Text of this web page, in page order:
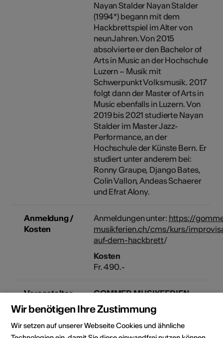
Nayan Stalder Nayan Stalder
(1994*) begann mit dem
Hackbrettspiel im Alter von
neun Jahren. Von 2015
absolvierte er den Bachelor of
Arts in Music an der Hochschule
Luzern – Musik mit
Schwerpunkt Volksmusik. 2017
folgt dann der Master of Arts in
Music ebenfalls in Luzern. Von
2019 bis 2021 studierte Nayan
Stalder im Master Jazz-
Performance, an der
Hochschule der Künste Bern. Er
studiert unter anderem bei:
Ronny Graupe, Django Bates,
Colin Vallon, Andeas Schaerer
und Efrat Alony.
Anmeldung /
Kosten
Anmeldungen unter: https://
musikferien.ch/cms/kurs/
auf-dem-hackbrett/
Kosten
Fr. 490.-
Veranstalter
GOMMER MUSIKFERIEN
Musizieren und Gniessä bi insch
im Goms / Musikkurse
TERMERWEG 34
Wir benötigen Ihre Zustimmung
Wir setzen auf unserer Webseite Cookies und ähnliche